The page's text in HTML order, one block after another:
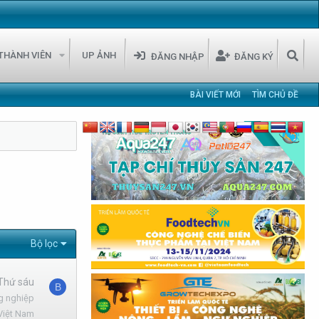
VIÊN UP ẢNH ĐĂNG NHẬP ĐĂNG KÝ
BÀI VIẾT MỚI TÌM CHỦ ĐỀ
Bộ lọc
sáu
nghiệp
Nam
B